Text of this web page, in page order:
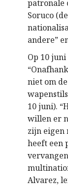
patronale
Soruco
andere”
Op 10
niet om
10 juni).
willen er
zijn eigen
heeft een
Alvarez,